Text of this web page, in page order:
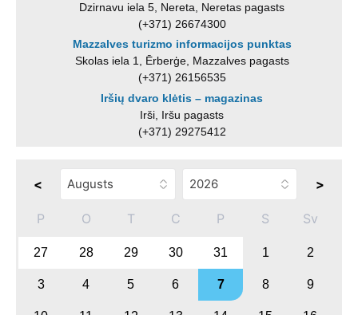
Dzirnavu iela 5, Nereta, Neretas pagasts
(+371) 26674300
Mazzalves turizmo informacijos punktas
Skolas iela 1, Ērberģe, Mazzalves pagasts
(+371) 26156535
Iršių dvaro klėtis – magazinas
Irši, Iršu pagasts
(+371) 29275412
< >
P O T C P S Sv
27 28 29 30 31 1 2
3 4 5 6 7 8 9